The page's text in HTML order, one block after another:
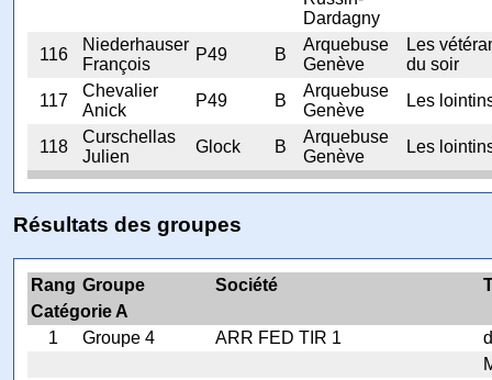
Dardagny
116
Niederhauser
François
P49 B
Arquebuse
Genève
Les
du soir
117
Chevalier
Anick
P49 B
Arquebuse
Genève
Les
118
Curschellas
Julien
Glock B
Arquebuse
Genève
Les
Résultats des groupes
Rang Groupe Société
Catégorie A
1
Groupe 4 ARR FED TIR 1